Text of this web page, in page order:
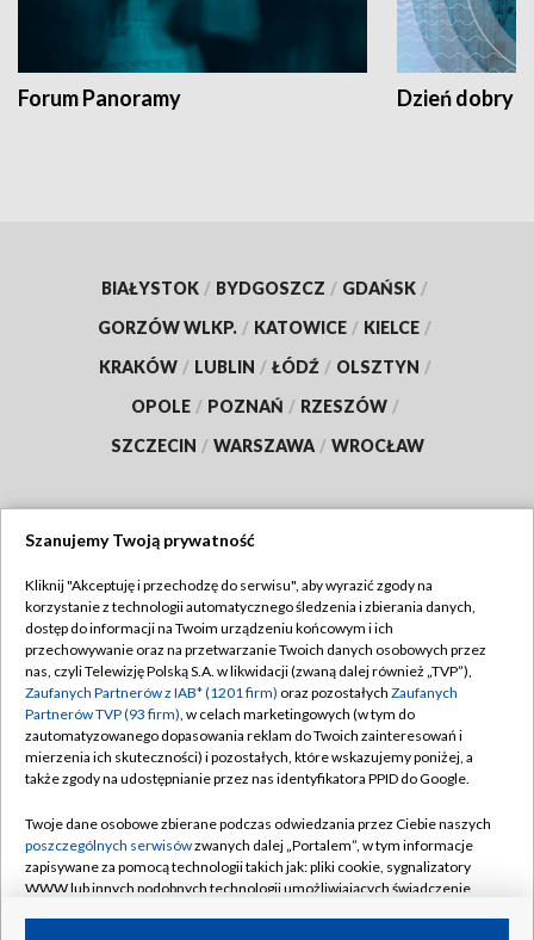
Forum Panoramy Dzień dobry
BIAŁYSTOK / BYDGOSZCZ / GDAŃSK /
GORZÓW WLKP. / KATOWICE / KIELCE /
KRAKÓW / LUBLIN / ŁÓDŹ / OLSZTYN /
OPOLE / POZNAŃ / RZESZÓW /
SZCZECIN / WARSZAWA / WROCŁAW
TVP
Abonament TVP
Emisja w TVP
Centrum informacji TVP
Naziemna Telewizja Cyfrowa
Rada Programowa
System NOS
Informacje o nadawcy
Regulamin TVP
Polityka prywatności
Moje zgody
Pomoc
Kontakt
Kanały
Szanujemy Twoją prywatność
Kliknij "Akceptuję i przechodzę do serwisu", aby wyrazić zgody na
korzystanie z technologii automatycznego śledzenia i zbierania danych,
dostęp do informacji na Twoim urządzeniu końcowym i ich
przechowywanie oraz na przetwarzanie Twoich danych osobowych przez
nas, czyli Telewizję Polską S.A. w likwidacji (zwaną dalej również „TVP”),
Zaufanych Partnerów z IAB* (1201 firm) oraz pozostałych Zaufanych
Partnerów TVP (93 firm), w celach marketingowych (w tym do
zautomatyzowanego dopasowania reklam do Twoich zainteresowań i
mierzenia ich skuteczności) i pozostałych, które wskazujemy poniżej, a
także zgody na udostępnianie przez nas identyfikatora PPID do Google.
Twoje dane osobowe zbierane podczas odwiedzania przez Ciebie naszych
poszczególnych serwisówzwanych dalej „Portalem”, w tym informacje
zapisywane za pomocą technologii takich jak: pliki cookie, sygnalizatory
WWW lub innych podobnych technologii umożliwiających świadczenie